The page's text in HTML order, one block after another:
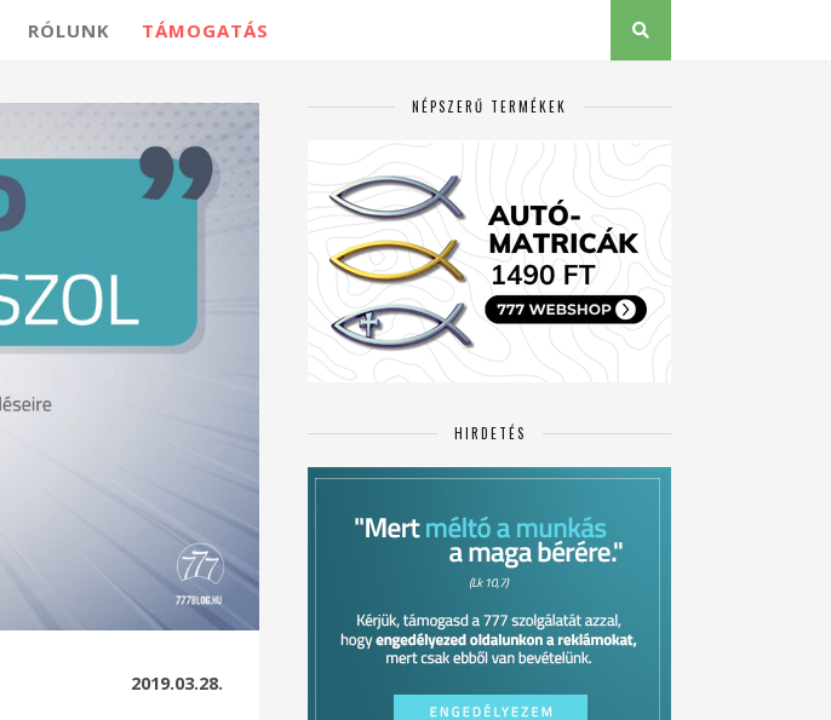
RÓLUNK TÁMOGATÁS
2019.03.28.
NÉPSZERŰ TERMÉKEK
HIRDETÉS